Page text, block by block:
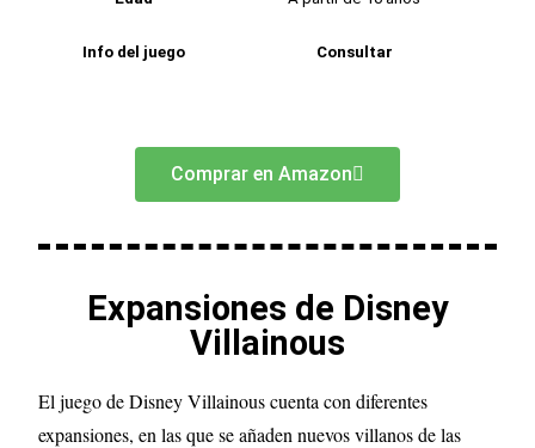
Info del juego Consultar
Comprar en Amazon
Expansiones de Disney
Villainous
El juego de Disney Villainous cuenta con diferentes
expansiones, en las que se añaden nuevos villanos de las